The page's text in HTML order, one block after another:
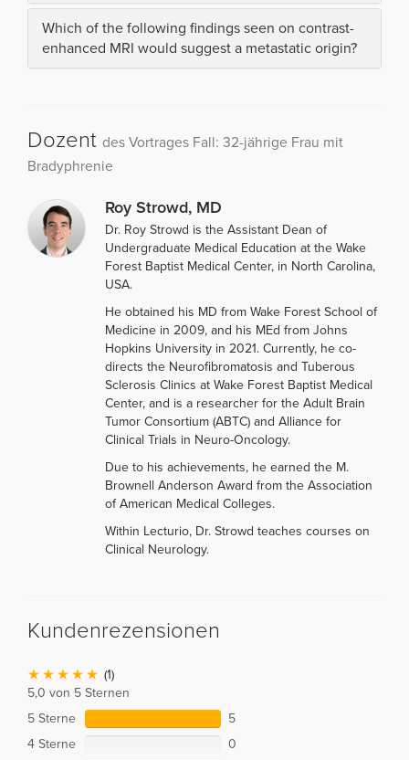
Which of the following findings seen on contrast-
enhanced MRI would suggest a metastatic origin?
Dozent des Vortrages Fall: 32-jährige Frau mit
Bradyphrenie
Roy Strowd, MD
Dr. Roy Strowd is the Assistant Dean of
Undergraduate Medical Education at the Wake
Forest Baptist Medical Center, in North Carolina,
USA.
He obtained his MD from Wake Forest School of
Medicine in 2009, and his MEd from Johns
Hopkins University in 2021. Currently, he co-
directs the Neurofibromatosis and Tuberous
Sclerosis Clinics at Wake Forest Baptist Medical
Center, and is a researcher for the Adult Brain
Tumor Consortium (ABTC) and Alliance for
Clinical Trials in Neuro-Oncology.
Due to his achievements, he earned the M.
Brownell Anderson Award from the Association
of American Medical Colleges.
Within Lecturio, Dr. Strowd teaches courses on
Clinical Neurology.
Kundenrezensionen
(1)
5,0 von 5 Sternen
5 Sterne
5
4 Sterne
0